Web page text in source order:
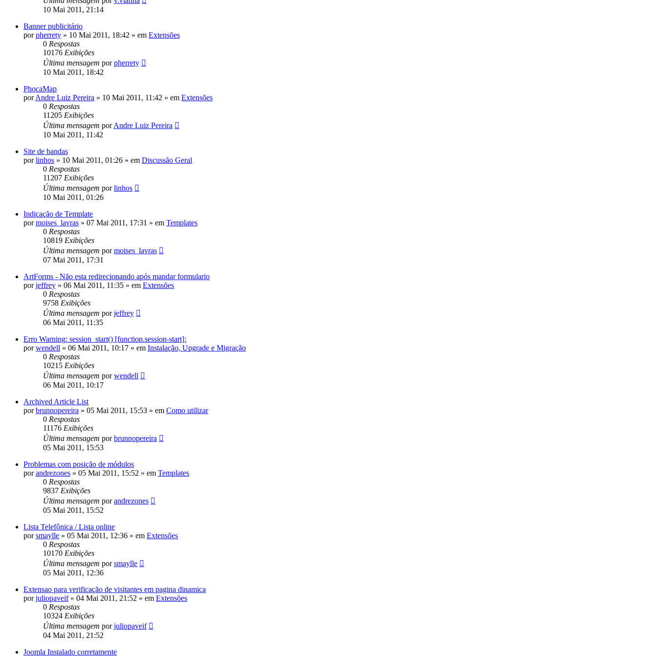
10 Mai 2011, 21:14
Banner publicitário
porpherrety » 10 Mai 2011, 18:42 » em Extensões
0 Respostas
10176 Exibições
Última mensagem porpherrety
10 Mai 2011, 18:42
PhocaMap
porAndre Luiz Pereira » 10 Mai 2011, 11:42 » em Extensões
0 Respostas
11205 Exibições
Última mensagem porAndre Luiz Pereira
10 Mai 2011, 11:42
Site de bandas
porlinhos » 10 Mai 2011, 01:26 » em Discussão Geral
0 Respostas
11207 Exibições
Última mensagem porlinhos
10 Mai 2011, 01:26
Indicação de Template
pormoises_lavras » 07 Mai 2011, 17:31 » em Templates
0 Respostas
10819 Exibições
Última mensagem pormoises_lavras
07 Mai 2011, 17:31
ArtForms - Não esta redirecionando após mandar formulario
porjeffrey » 06 Mai 2011, 11:35 » em Extensões
0 Respostas
9758 Exibições
Última mensagem porjeffrey
06 Mai 2011, 11:35
Erro Warning: session_start() [function.session-start]:
porwendell » 06 Mai 2011, 10:17 » em Instalação, Upgrade e Migração
0 Respostas
10215 Exibições
Última mensagem porwendell
06 Mai 2011, 10:17
Archived Article List
porbrunnopereira » 05 Mai 2011, 15:53 » em Como utilizar
0 Respostas
11176 Exibições
Última mensagem porbrunnopereira
05 Mai 2011, 15:53
Problemas com posição de módulos
porandrezones » 05 Mai 2011, 15:52 » em Templates
0 Respostas
9837 Exibições
Última mensagem porandrezones
05 Mai 2011, 15:52
Lista Telefônica / Lista online
porsmaylle » 05 Mai 2011, 12:36 » em Extensões
0 Respostas
10170 Exibições
Última mensagem porsmaylle
05 Mai 2011, 12:36
Extensao para verificação de visitantes em pagina dinamica
porjuliopaveif» 04 Mai 2011, 21:52 » em Extensões
0 Respostas
10324 Exibições
Última mensagem porjuliopaveif
04 Mai 2011, 21:52
Joomla Instalado corretamente